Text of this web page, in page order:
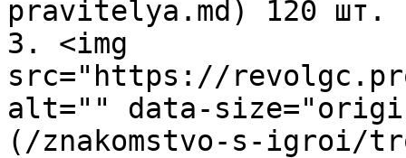
pravitelya.md) 120 шт.
3. <img
src="https://
alt="" data-
(/znakomstvo-s-igroi/